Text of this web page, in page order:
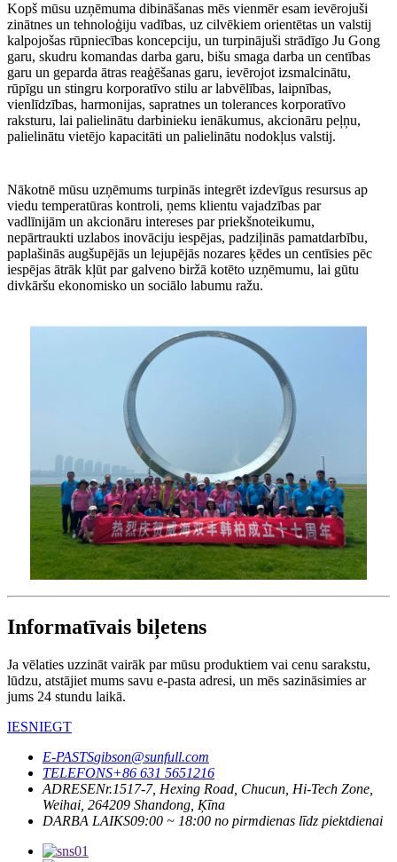
Kopš mūsu uzņēmuma dibināšanas mēs vienmēr esam ievērojuši
zinātnes un tehnoloģiju vadības, uz cilvēkiem orientētas un valstij
kalpojošas rūpniecības koncepciju, un turpinājuši strādīgo Ju Gong
garu, skudru komandas darba garu, bišu smaga darba un centības
garu un geparda ātras reaģēšanas garu, ievērojot izsmalcinātu,
rūpīgu un stingru korporatīvo stilu ar labvēlības, laipnības,
vienlīdzības, harmonijas, sapratnes un tolerances korporatīvo
raksturu, lai palielinātu darbinieku ienākumus, akcionāru peļņu,
palielinātu vietējo kapacitāti un palielinātu nodokļus valstij.
Nākotnē mūsu uzņēmums turpinās integrēt izdevīgus resursus ap
viedu temperatūras kontroli, ņems klientu vajadzības par
vadlīnijām un akcionāru intereses par priekšnoteikumu,
nepārtraukti uzlabos inovāciju iespējas, padziļinās pamatdarbību,
paplašinās augšupējās un lejupējās nozares ķēdes un centīsies pēc
iespējas ātrāk kļūt par galveno biržā kotēto uzņēmumu, lai gūtu
divkāršu ekonomisko un sociālo labumu ražu.
Informatīvais biļetens
Ja vēlaties uzzināt vairāk par mūsu produktiem vai cenu sarakstu,
lūdzu, atstājiet mums savu e-pasta adresi, un mēs sazināsimies ar
jums 24 stundu laikā.
IESNIEGT
E-PASTSgibson@sunfull.com
TELEFONS+86 631 5651216
ADRESENr.1517-7, Hexing Road, Chucun, Hi-Tech Zone,
Weihai, 264209 Shandong, Ķīna
DARBA LAIKS09:00 ~ 18:00 no pirmdienas līdz piektdienai